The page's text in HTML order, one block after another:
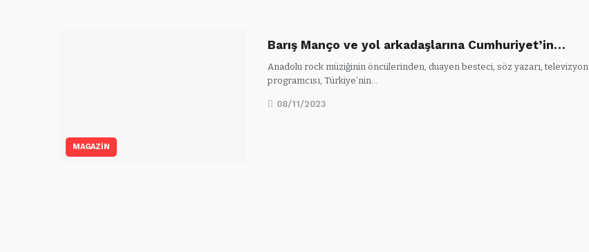
MAGAZİN
Barış Manço ve yol arkadaşlarına Cumhuriyet’in…
Anadolu rock müziğinin öncülerinden, duayen besteci, söz yazarı, televizyon
programcısı, Türkiye’nin…
08/11/2023